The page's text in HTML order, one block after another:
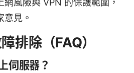
網風險與 VPN 的保護範圍，
意見。
排除（FAQ）
伺服器？